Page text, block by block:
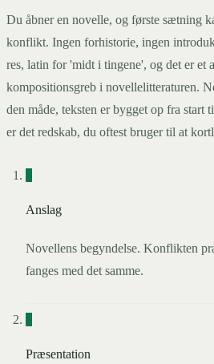
Du åbner en novelle, og første sætning
konflikt. Ingen forhistorie, ingen
res, latin for 'midt i tingene', og det er et
kompositionsgreb i novellelitteraturen.
den måde, teksten er bygget op fra start
er det redskab, du oftest bruger til at
1
Anslag
Novellens begyndelse. Konflikten
fanges med det samme.
2
Præsentation